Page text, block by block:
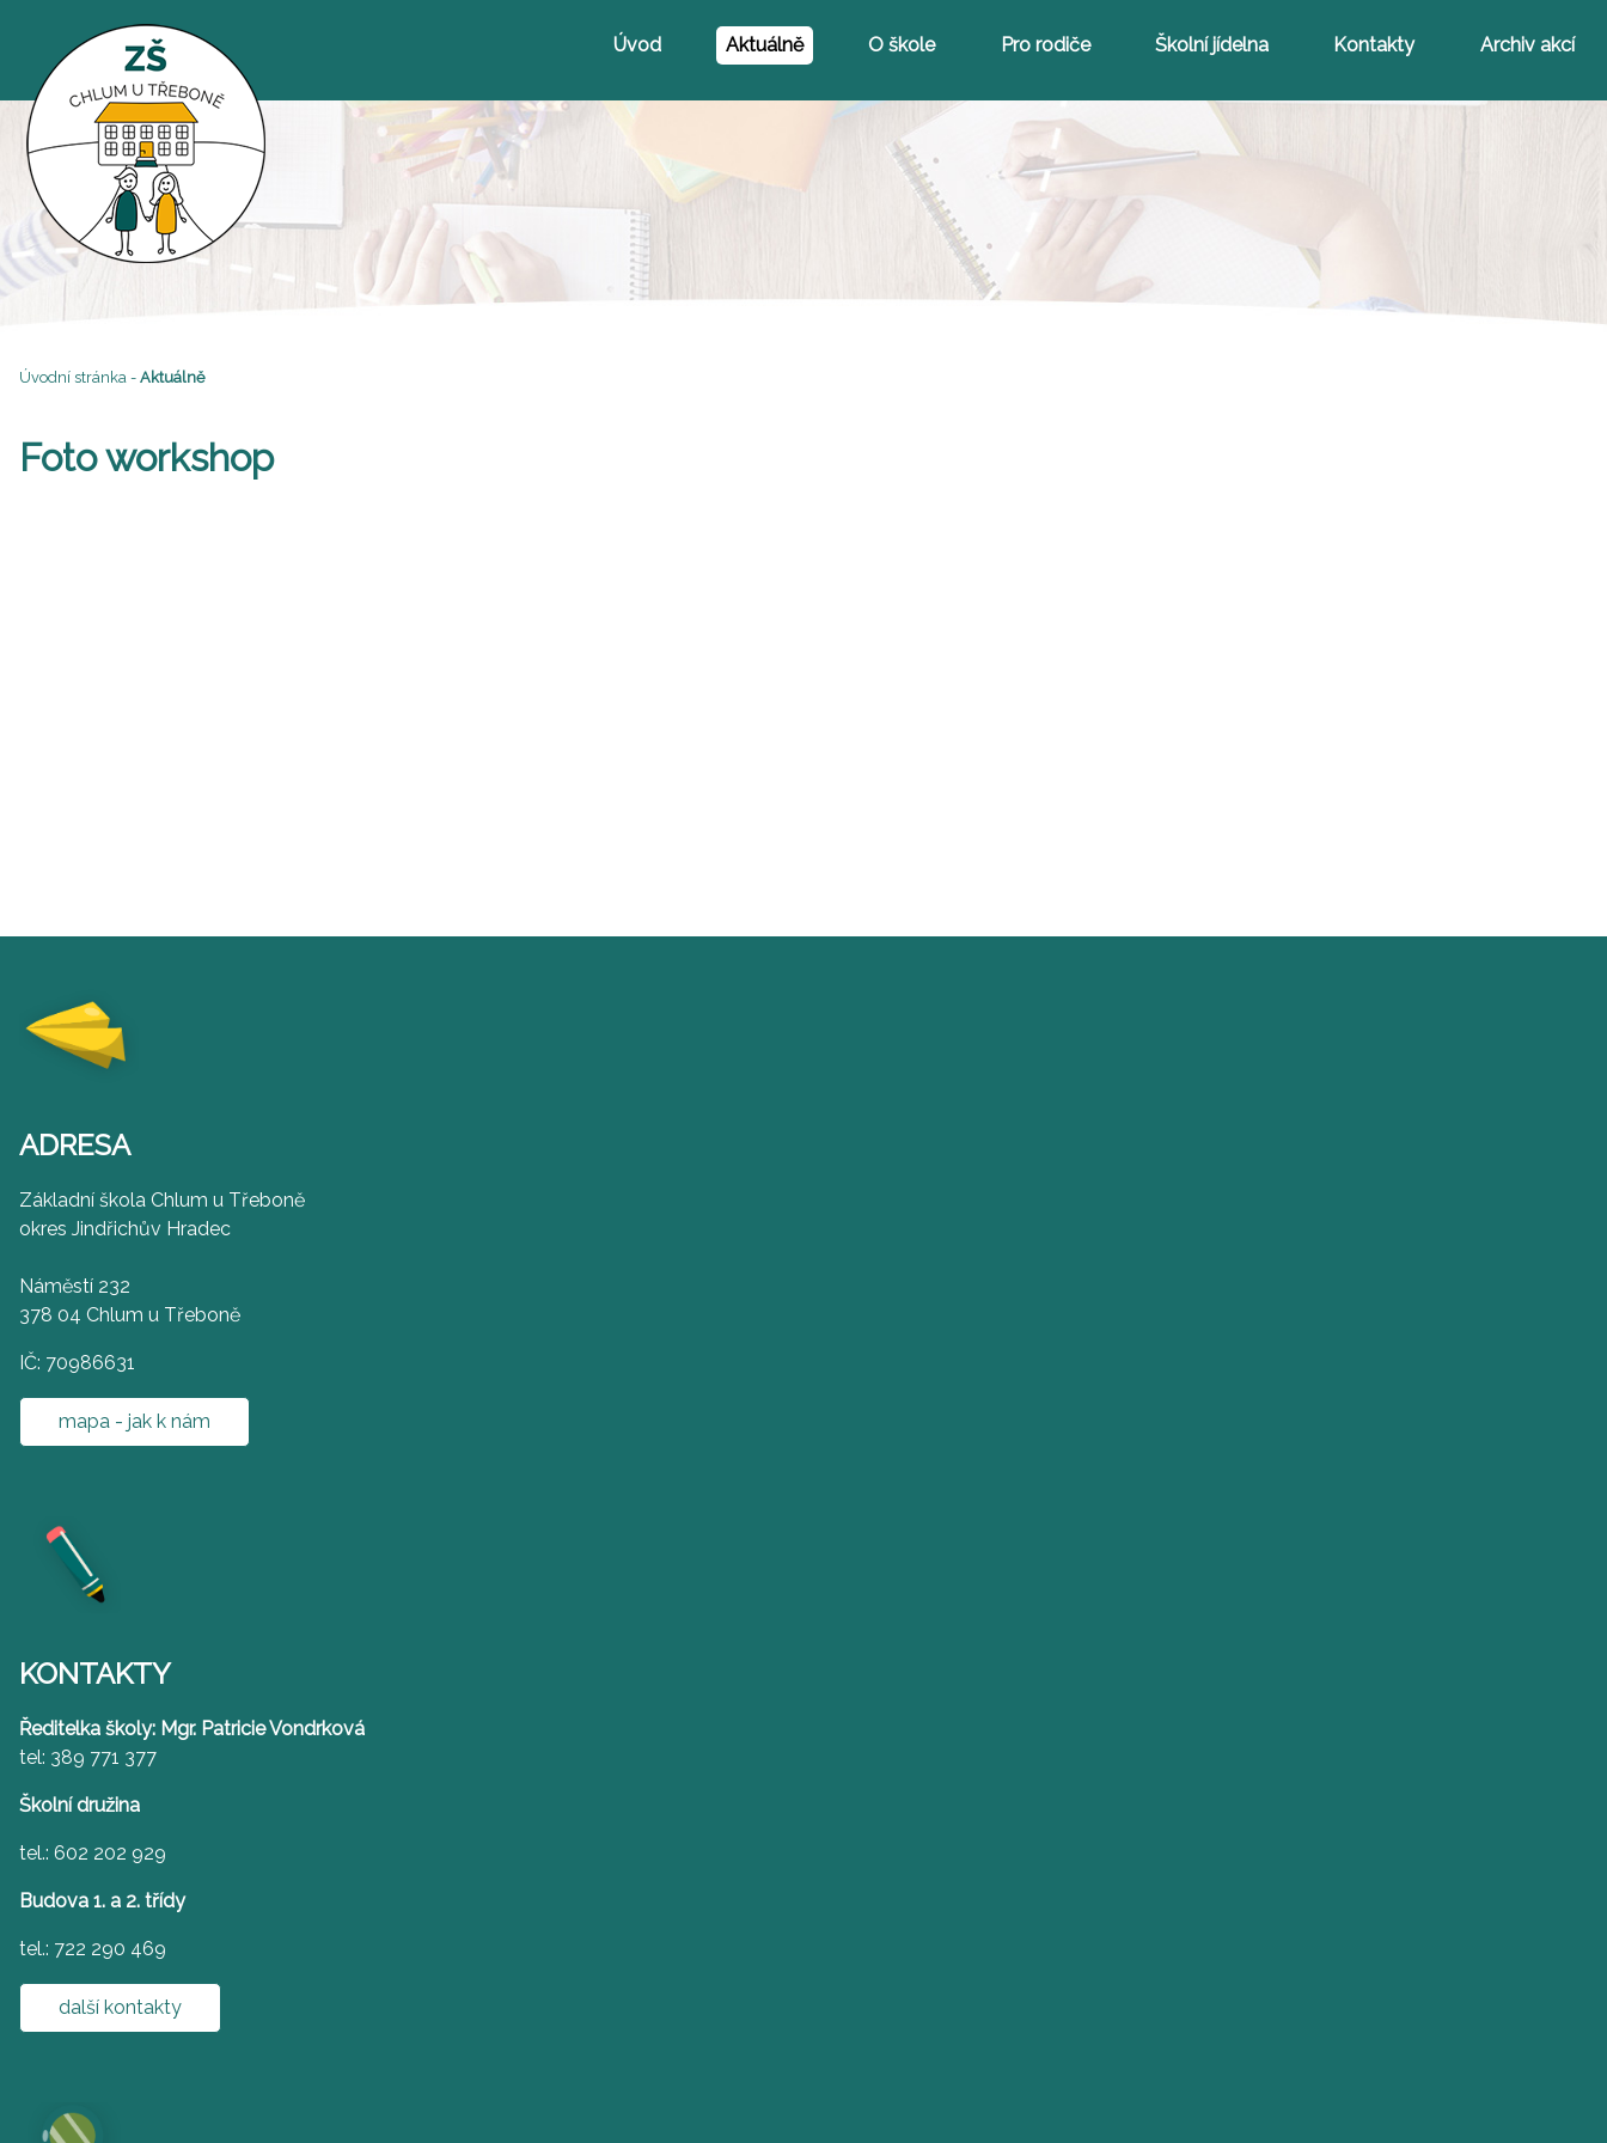
Úvod Aktuálně O škole Pro rodiče Školní jídelna Kontakty Archiv akcí
Úvodní stránka - Aktuálně
Foto workshop
ADRESA
Základní škola Chlum u Třeboně
okres Jindřichův Hradec
Náměstí 232
378 04 Chlum u Třeboně
IČ: 70986631
mapa - jak k nám
KONTAKTY
Ředitelka školy: Mgr. Patricie Vondrková
tel: 389 771 377
Školní družina
tel.: 602 202 929
Budova 1. a 2. třídy
tel.: 722 290 469
další kontakty